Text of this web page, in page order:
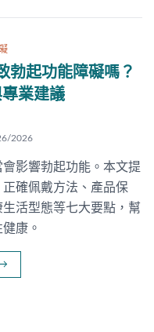
勃起功能障礙嗎？
業建議
2026
影響勃起功能。本文提
確佩戴方法、產品保
活型態等七大要點，幫
康。